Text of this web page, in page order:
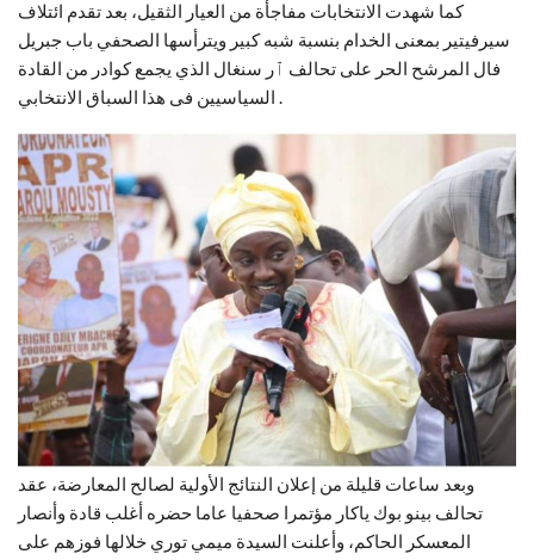
كما شهدت الانتخابات مفاجأة من العيار الثقيل، بعد تقدم ائتلاف
سيرفيتير بمعنى الخدام بنسبة شبه كبير ويترأسها الصحفي باب جبريل
فال المرشح الحر على تحالف ٱر سنغال الذي يجمع كوادر من القادة
السياسيين فى هذا السباق الانتخابي .
وبعد ساعات قليلة من إعلان النتائج الأولية لصالح المعارضة، عقد
تحالف بينو بوك ياكار مؤتمرا صحفيا عاما حضره أغلب قادة وأنصار
المعسكر الحاكم، وأعلنت السيدة ميمي توري خلالها فوزهم على